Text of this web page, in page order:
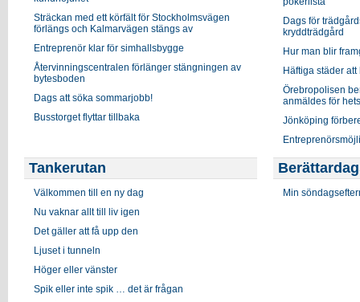
Sträckan med ett körfält för Stockholmsvägen
förlängs och Kalmarvägen stängs av
Entreprenör klar för simhallsbygge
Återvinningscentralen förlänger stängningen av
bytesboden
Dags att söka sommarjobb!
Busstorget flyttar tillbaka
Dags för
kryddträdgård
Hur man blir
Häftiga städer
Örebropolisen
anmäldes för
Jönköping
Tankerutan
Välkommen till en ny dag
Nu vaknar allt till liv igen
Det gäller att få upp den
Ljuset i tunneln
Höger eller vänster
Spik eller inte spik … det är frågan
Min